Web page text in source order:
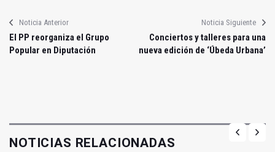
Noticia Anterior
El PP reorganiza el Grupo
Popular en Diputación
Noticia Siguiente
Conciertos y talleres para una
nueva edición de ‘Úbeda Urbana’
NOTICIAS RELACIONADAS